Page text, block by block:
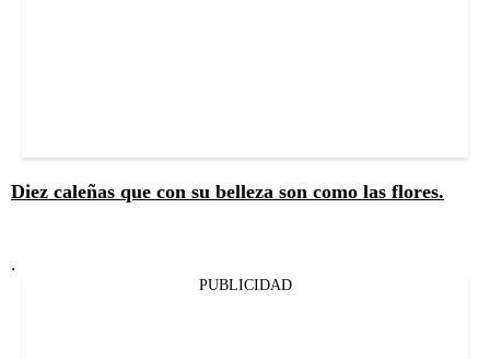
Diez caleñas que con su belleza son como las flores.
.
PUBLICIDAD